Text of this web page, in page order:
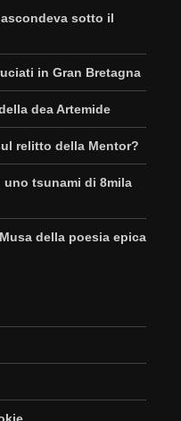
sotto il
in Gran Bretagna
dea Artemide
relitto della Mentor?
uno tsunami di 8mila
della poesia epica